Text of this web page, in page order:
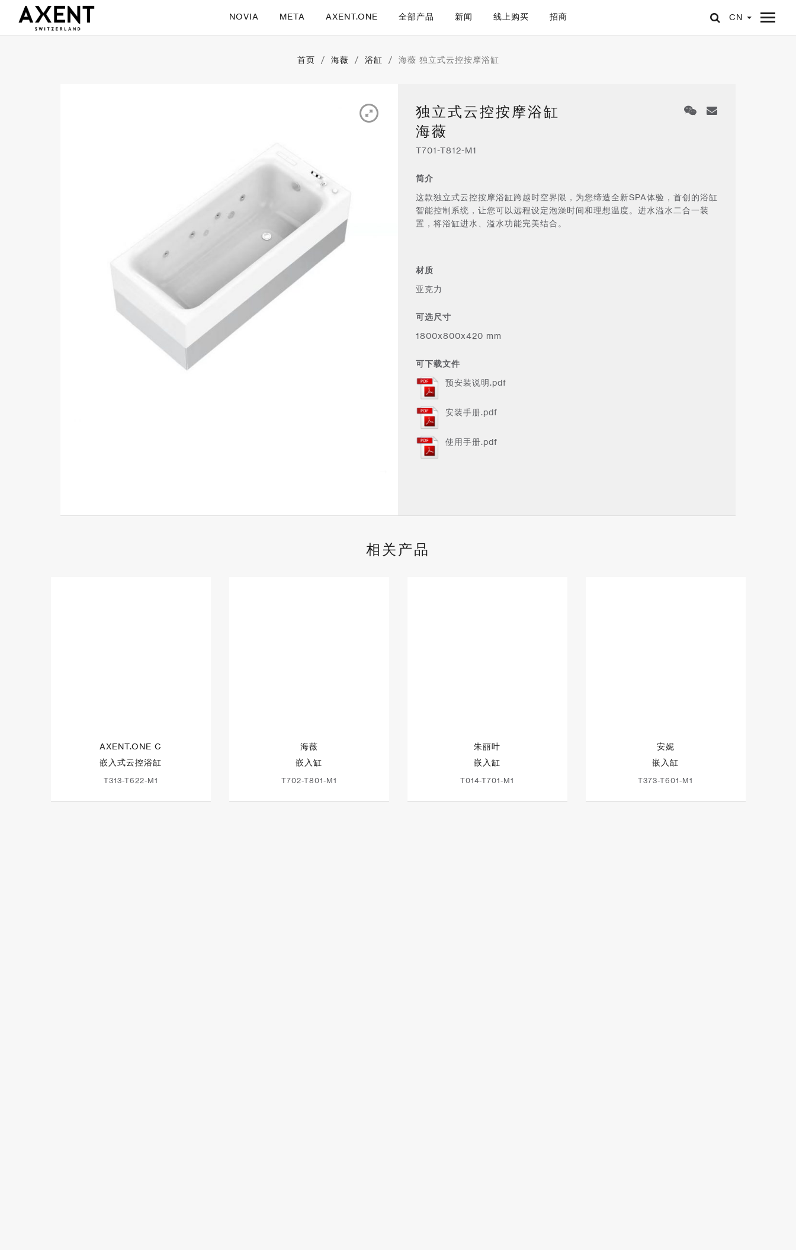
NOVIA META AXENT.ONE 全部产品 新闻 线上购买 招商 CN
首页 / 海薇 / 浴缸 / 海薇 独立式云控按摩浴缸
独立式云控按摩浴缸
海薇
T701-T812-M1
简介
这款独立式云控按摩浴缸跨越时空界限，为您缔造全新SPA体验，首创的浴缸
智能控制系统，让您可以远程设定泡澡时间和理想温度。进水溢水二合一装
置，将浴缸进水、溢水功能完美结合。
材质
亚克力
可选尺寸
1800x800x420 mm
可下载文件
预安装说明.pdf
安装手册.pdf
使用手册.pdf
相关产品
AXENT.ONE C
嵌入式云控浴缸
T313-T622-M1
海薇
嵌入缸
T702-T801-M1
朱丽叶
嵌入缸
T014-T701-M1
安妮
嵌入缸
T373-T601-M1